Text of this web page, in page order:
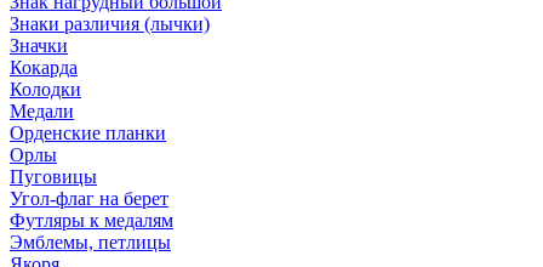
Знаки различия (лычки)
Значки
Кокарда
Колодки
Медали
Орденские планки
Орлы
Пуговицы
Угол-флаг на берет
Футляры к медалям
Эмблемы, петлицы